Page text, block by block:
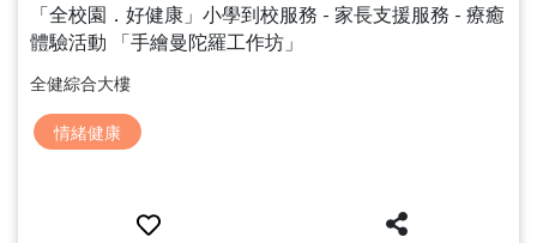
「全校園．好健康」小學到校服務 - 家長支援服務 - 療癒
體驗活動 「手繪曼陀羅工作坊」
全健綜合大樓
情緒健康